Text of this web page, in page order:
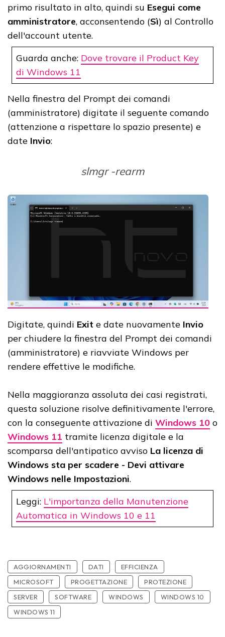
primo risultato in alto, quindi su Esegui come
amministratore, acconsentendo (Sì) al Controllo
dell'account utente.
Guarda anche: Dove trovare il Product Key
di Windows 11
Nella finestra del Prompt dei comandi
(amministratore) digitate il seguente comando
(attenzione a rispettare lo spazio presente) e
date Invio:
slmgr -rearm
Digitate, quindi Exit e date nuovamente Invio
per chiudere la finestra del Prompt dei comandi
(amministratore) e riavviate Windows per
rendere effettive le modifiche.
Nella maggioranza assoluta dei casi registrati,
questa soluzione risolve definitivamente l'errore,
con la conseguente attivazione di Windows 10 o
Windows 11 tramite licenza digitale e la
scomparsa dell'antipatico avviso La licenza di
Windows sta per scadere - Devi attivare
Windows nelle Impostazioni.
Leggi: L'importanza della Manutenzione
Automatica in Windows 10 e 11
AGGIORNAMENTI DATI
EFFICIENZA
MICROSOFT
PROGETTAZIONE
PROTEZIONE
SERVER
SOFTWARE WINDOWS
WINDOWS 10
WINDOWS 11